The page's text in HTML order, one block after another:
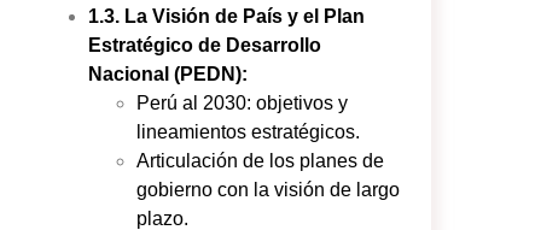
1.3. La Visión de País y el Plan
Estratégico de Desarrollo
Nacional (PEDN):
Perú al 2030: objetivos y
lineamientos estratégicos.
Articulación de los planes de
gobierno con la visión de largo
plazo.